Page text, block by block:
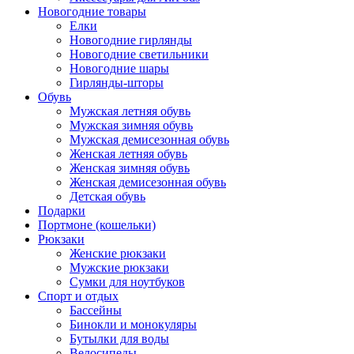
Новогодние товары
Елки
Новогодние гирлянды
Новогодние светильники
Новогодние шары
Гирлянды-шторы
Обувь
Мужская летняя обувь
Мужская зимняя обувь
Мужская демисезонная обувь
Женская летняя обувь
Женская зимняя обувь
Женская демисезонная обувь
Детская обувь
Подарки
Портмоне (кошельки)
Рюкзаки
Женские рюкзаки
Мужские рюкзаки
Сумки для ноутбуков
Спорт и отдых
Бассейны
Бинокли и монокуляры
Бутылки для воды